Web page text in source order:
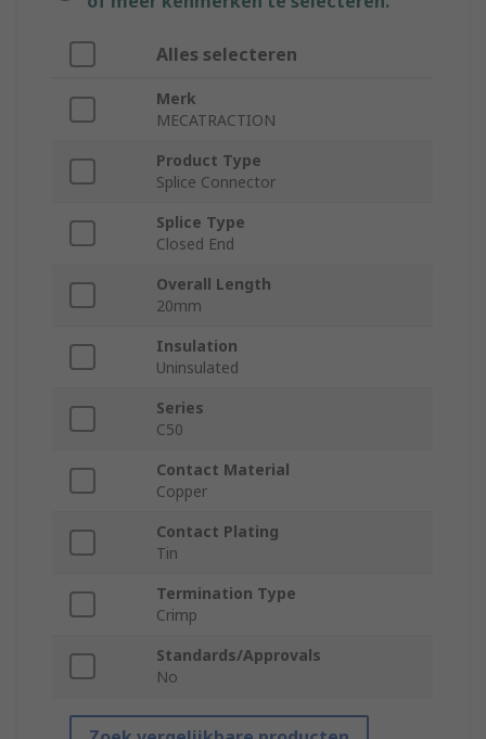
Alles selecteren
Merk
MECATRACTION
Product Type
Splice Connector
Splice Type
Closed End
Overall Length
20mm
Insulation
Uninsulated
Series
C50
Contact Material
Copper
Contact Plating
Tin
Termination Type
Crimp
Standards/Approvals
No